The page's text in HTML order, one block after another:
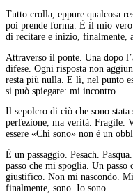
Tutto crolla, eppure qualcosa
poi prende forma. È il mio
di recitare e inizio, finalmente,
Attraverso il ponte. Una dopo
difese. Ogni risposta non
resta più nulla. E lì, nel punto
si può spiegare: mi incontro.
Il sepolcro di ciò che sono
perfezione, ma verità. Fragile.
essere «Chi sono» non è un
È un passaggio. Pesach.
passo che mi spoglia. Un passo
giustifico. Non mi nascondo.
finalmente, sono. Io sono.